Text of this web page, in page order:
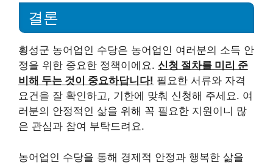
결론
횡성군 농어업인 수당은 농어업인 여러분의 소득 안
정을 위한 중요한 정책이에요. 신청 절차를 미리 준
비해 두는 것이 중요하답니다! 필요한 서류와 자격
요건을 잘 확인하고, 기한에 맞춰 신청해 주세요. 여
러분의 안정적인 삶을 위해 꼭 필요한 지원이니 많
은 관심과 참여 부탁드려요.
농어업인 수당을 통해 경제적 안정과 행복한 삶을